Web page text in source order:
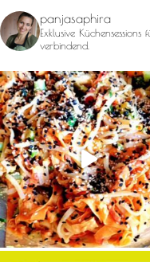
panjasaphira
Exklusive
verbindend.